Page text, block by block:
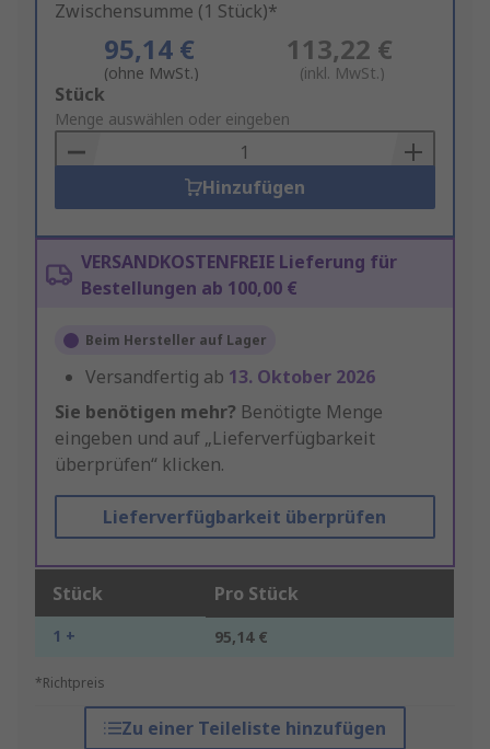
Zwischensumme (1 Stück)*
95,14 €
(ohne MwSt.)
113,22 €
(inkl. MwSt.)
Add
to
Basket
Stück
Menge auswählen oder eingeben
Hinzufügen
VERSANDKOSTENFREIE Lieferung für
Bestellungen ab 100,00 €
Beim Hersteller auf Lager
Versandfertig ab 13. Oktober 2026
Sie benötigen mehr? Benötigte Menge
eingeben und auf „Lieferverfügbarkeit
überprüfen“ klicken.
Lieferverfügbarkeit überprüfen
Stück Pro Stück
1 + 95,14 €
*Richtpreis
Zu einer Teileliste hinzufügen